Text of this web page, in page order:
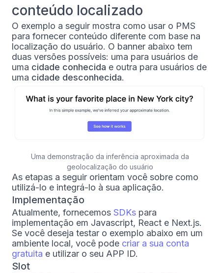
conteúdo localizado
O exemplo a seguir mostra como usar o PMS
para fornecer conteúdo diferente com base na
localização do usuário. O banner abaixo tem
duas versões possíveis: uma para usuários de
uma cidade conhecida e outra para usuários de
uma cidade desconhecida.
Uma demonstração da inferência aproximada da
geolocalização do usuário
As etapas a seguir orientam você sobre como
utilizá-lo e integrá-lo à sua aplicação.
Implementação
Atualmente, fornecemos SDKs para
implementação em Javascript, React e Next.js.
Se você deseja testar o exemplo abaixo em um
ambiente local, você pode criar a sua conta
gratuita e utilizar o seu APP ID.
Slot